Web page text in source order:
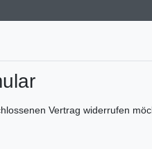
Vertrag widerrufen